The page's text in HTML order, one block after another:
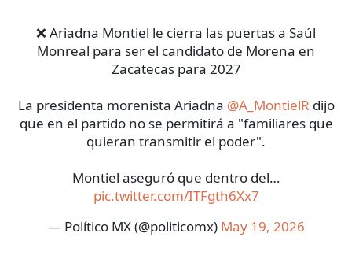
❌ Ariadna Montiel le cierra las puertas a Saúl
Monreal para ser el candidato de Morena en
Zacatecas para 2027
La presidenta morenista Ariadna @A_MontielR dijo
que en el partido no se permitirá a "familiares que
quieran transmitir el poder".
Montiel aseguró que dentro del…
pic.twitter.com/ITFgth6Xx7
— Político MX (@politicomx) May 19, 2026